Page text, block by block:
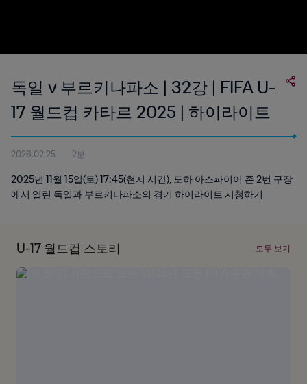
독일 v 부르키나파소 | 32강 | FIFA U-
17 월드컵 카타르 2025 | 하이라이트
2026.02.25 2분
2025년 11월 15일(토) 17:45(현지 시간), 도하 아스파이어 존 2번 구장
에서 열린 독일과 부르키나파소의 경기 하이라이트 시청하기
U-17 월드컵 스토리 모두 보기